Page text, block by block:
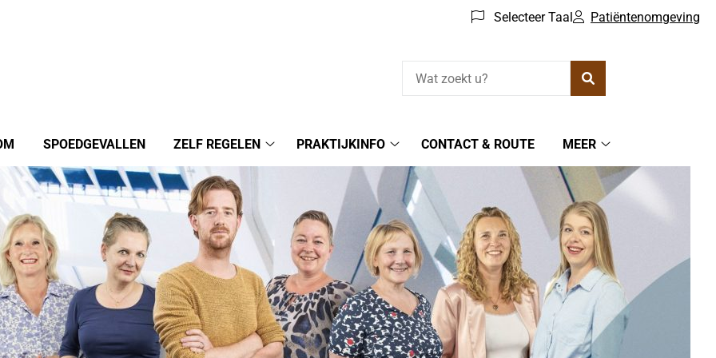
Selecteer Taal Patiëntenomgeving
SPOEDGEVALLEN
ZELF REGELEN
PRAKTIJKINFO
submenu
CONTACT & ROUTE
MEER
submenu